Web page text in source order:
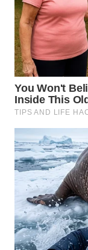
WN
LABUHANBATU
WN
TAPANULI
TENGAH
WN DELI
WN
TEBING
TINGGI
WN
PAKPAK